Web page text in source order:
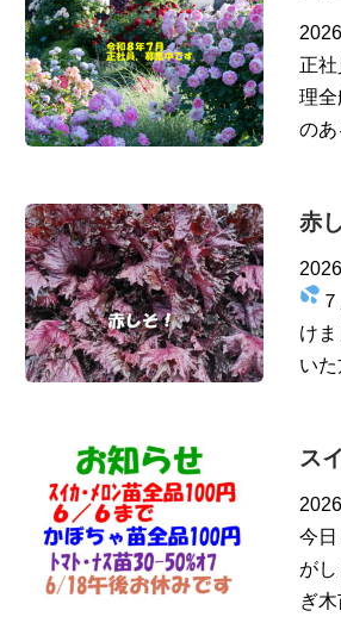
正
理
の
赤
け
い
ス
今
が
ぎ